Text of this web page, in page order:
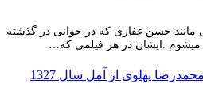
مانند حسن غفاری که در جوانی در گذشته
میشوم .ایشان در هر فیلمی که…
بازدید محمدرضا پهلوی از آمل سال 1327